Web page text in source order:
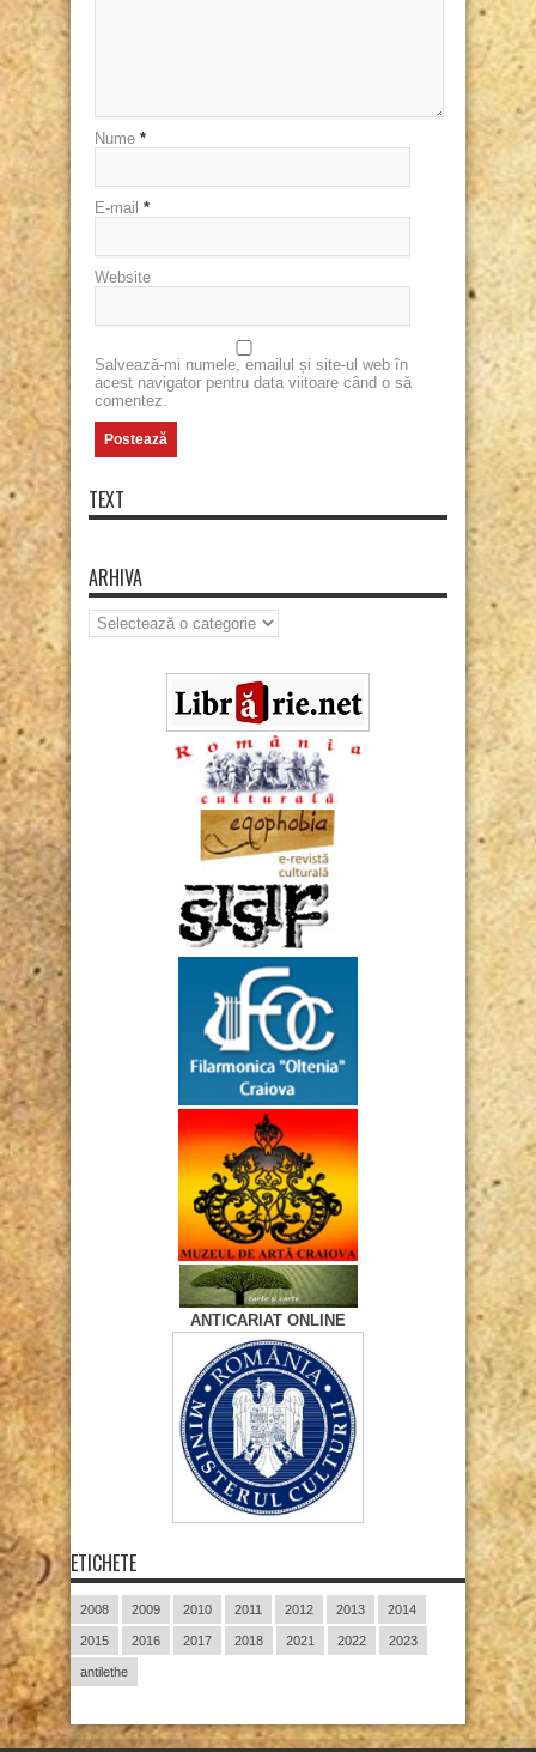
Nume *
E-mail *
Website
Salvează-mi numele, emailul și site-ul web în
acest navigator pentru data viitoare când o să
comentez.
TEXT
ARHIVA
Arhiva
ANTICARIAT ONLINE
ETICHETE
2008 2009 2010 2011 2012 2013 2014
2015 2016 2017 2018 2021 2022 2023
antilethe